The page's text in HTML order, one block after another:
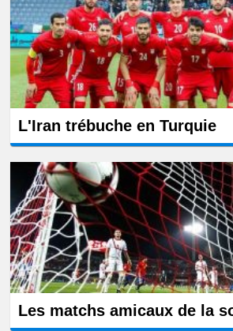
L'Iran trébuche en Turquie
Les matchs amicaux de la